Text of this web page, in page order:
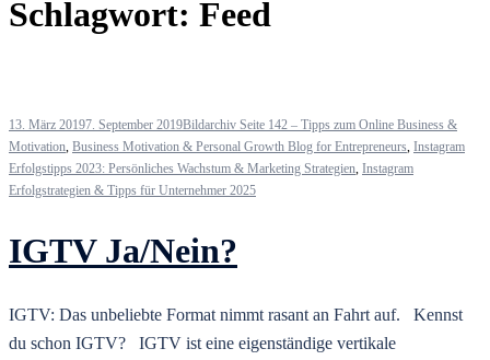
Schlagwort: Feed
13. März 20197. September 2019Bildarchiv Seite 142 – Tipps zum Online Business &
Motivation, Business Motivation & Personal Growth Blog for Entrepreneurs, Instagram
Erfolgstipps 2023: Persönliches Wachstum & Marketing Strategien, Instagram
Erfolgstrategien & Tipps für Unternehmer 2025
IGTV Ja/Nein?
IGTV: Das unbeliebte Format nimmt rasant an Fahrt auf.⠀Kennst
du schon IGTV?⠀IGTV ist eine eigenständige vertikale